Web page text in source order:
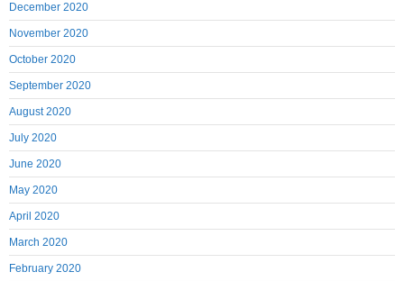
December 2020
November 2020
October 2020
September 2020
August 2020
July 2020
June 2020
May 2020
April 2020
March 2020
February 2020